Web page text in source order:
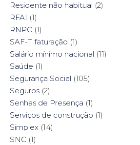
Residente não habitual (2)
RFAI (1)
RNPC (1)
SAF-T faturação (1)
Salário mínimo nacional (11)
Saúde (1)
Segurança Social (105)
Seguros (2)
Senhas de Presença (1)
Serviços de construção (1)
Simplex (14)
SNC (1)